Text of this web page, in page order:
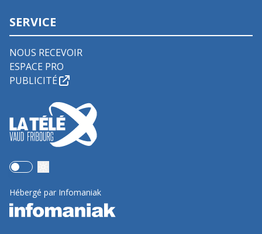
SERVICE
NOUS RECEVOIR
ESPACE PRO
PUBLICITÉ
Use setting
Hébergé par Infomaniak